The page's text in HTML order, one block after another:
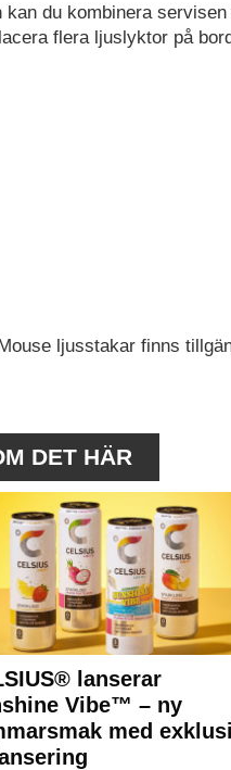
du kombinera
flera ljuslyktor på
ljusstakar finns
DET HÄR
lanserar
Vibe™ – ny
med